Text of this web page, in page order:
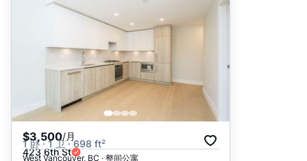
日期: 最新日期在前
日期: 过往日期在前
价格 - $$$ 到 $
价格 - $ 到 $$$
$3,500/月
1 卧 · 1 卫 · 698 ft²
423 6th St
West Vancouver, BC · 整间公寓